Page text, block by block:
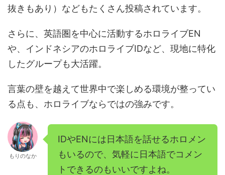
抜きもあり）などもたくさん投稿されています。
さらに、英語圏を中心に活動するホロライブEN
や、インドネシアのホロライブIDなど、現地に特化
したグループも大活躍。
言葉の壁を越えて世界中で楽しめる環境が整ってい
る点も、ホロライブならではの強みです。
もりのなか
IDやENには日本語を話せるホロメン
もいるので、気軽に日本語でコメン
トできるのもいいですよね。